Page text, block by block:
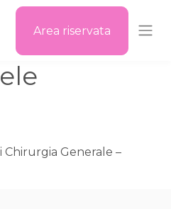
Area riservata
Chirurgia Generale –